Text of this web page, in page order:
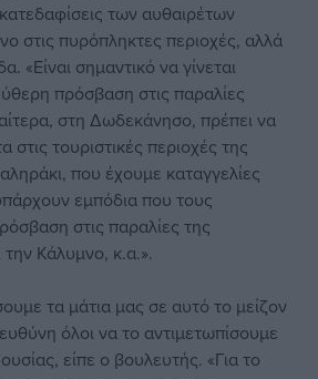
των αυθαιρέτων
στις πυρόπληκτες περιοχές, αλλά
«Είναι σημαντικό να γίνεται
πρόσβαση στις παραλίες
στη Δωδεκάνησο, πρέπει να
στις τουριστικές περιοχές της
που έχουμε καταγγελίες
εμπόδια που τους
στις παραλίες της
Κάλυμνο, κ.α.».
τα μάτια μας σε αυτό το μείζον
όλοι να το αντιμετωπίσουμε
είπε ο βουλευτής. «Για το